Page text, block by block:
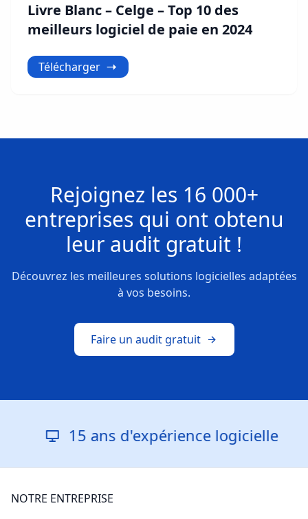
Livre Blanc – Celge – Top 10 des
meilleurs logiciel de paie en 2024
Télécharger
Rejoignez les 16 000+
entreprises qui ont obtenu
leur audit gratuit !
Découvrez les meilleures solutions logicielles adaptées
à vos besoins.
Faire un audit gratuit
15 ans d'expérience logicielle
NOTRE ENTREPRISE